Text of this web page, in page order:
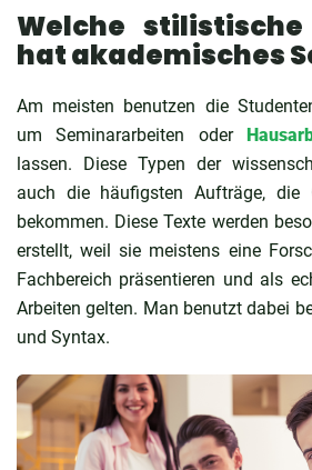
Welche stilistische
hat akademisches
Am meisten benutzen die
um Seminararbeiten oder
lassen. Diese Typen der
auch die häufigsten Aufträge, die
bekommen. Diese Texte werden
erstellt, weil sie meistens eine
Fachbereich präsentieren und als
Arbeiten gelten. Man benutzt dabei
und Syntax.